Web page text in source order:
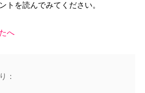
トを読んでみてください。
へ
：